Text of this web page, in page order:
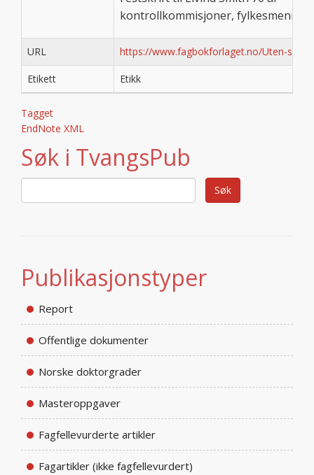
kontrollkommisjoner, fylkesmenn
URL https://www.fagbokforlaget.no/Uten-
Etikett Etikk
Tagget
EndNote XML
Søk i TvangsPub
Publikasjonstyper
Report
Offentlige dokumenter
Norske doktorgrader
Masteroppgaver
Fagfellevurderte artikler
Fagartikler (ikke fagfellevurdert)